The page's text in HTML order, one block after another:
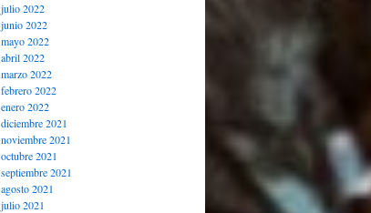
julio 2022
junio 2022
mayo 2022
abril 2022
marzo 2022
febrero 2022
enero 2022
diciembre 2021
noviembre 2021
octubre 2021
septiembre 2021
agosto 2021
julio 2021